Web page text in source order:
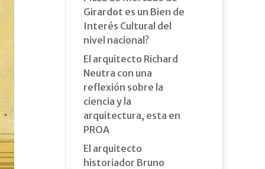
Girardot es un Bien de
Interés Cultural del
nivel nacional?
El arquitecto Richard
Neutra con una
reflexión sobre la
ciencia y la
arquitectura, esta en
PROA
El arquitecto
historiador Bruno